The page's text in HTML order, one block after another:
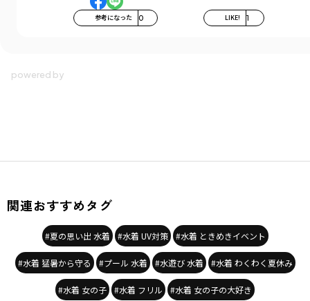
参考になった 0 LIKE! 1
関連おすすめタグ
#夏の思い出 水着 #水着 UV対策 #水着 ときめきイベント
#水着 猛暑から守る #プール 水着 #水遊び 水着 #水着 わくわく夏休み
#水着 女の子 #水着 フリル #水着 女の子の大好き